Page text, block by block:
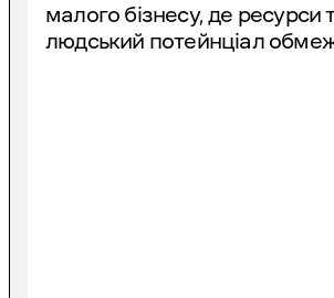
малого бізнесу, де ресурси
людський потейнціал